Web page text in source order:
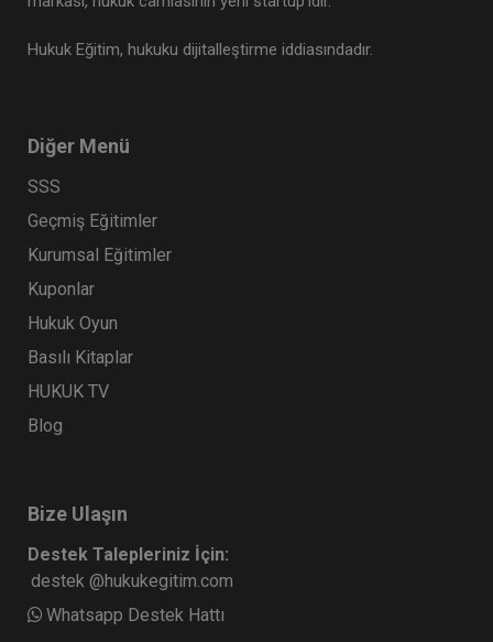
Hukuk Eğitim, hukuku dijitalleştirme iddiasındadır.
Diğer Menü
SSS
Geçmiş Eğitimler
Kurumsal Eğitimler
Kuponlar
Hukuk Oyun
Basılı Kitaplar
HUKUK TV
Blog
Bize Ulaşın
Destek Talepleriniz İçin:
destek @hukukegitim.com
Whatsapp Destek Hattı